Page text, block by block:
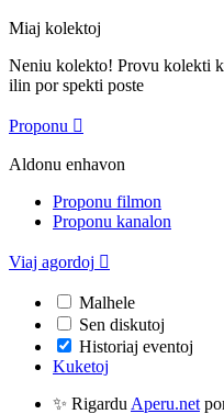
Miaj kolektoj
Neniu kolekto! Provu kolekti
ilin por spekti poste
Proponu 
Aldonu enhavon
Proponu filmon
Proponu kanalon
Viaj agordoj 
Malhele
Sen diskutoj
Historiaj eventoj
Kuketoj
✨ Rigardu Aperu.net